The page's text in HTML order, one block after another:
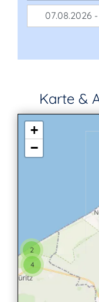
07.08.2026 -
Karte &
2
4
+
−